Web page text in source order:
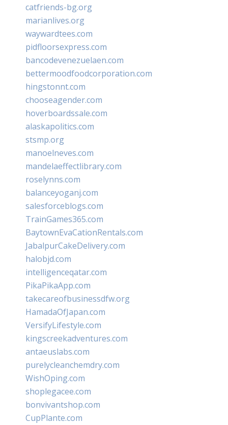
catfriends-bg.org
marianlives.org
waywardtees.com
pidfloorsexpress.com
bancodevenezuelaen.com
bettermoodfoodcorporation.com
hingstonnt.com
chooseagender.com
hoverboardssale.com
alaskapolitics.com
stsmp.org
manoelneves.com
mandelaeffectlibrary.com
roselynns.com
balanceyoganj.com
salesforceblogs.com
TrainGames365.com
BaytownEvaCationRentals.com
JabalpurCakeDelivery.com
halobjd.com
intelligenceqatar.com
PikaPikaApp.com
takecareofbusinessdfw.org
HamadaOfJapan.com
VersifyLifestyle.com
kingscreekadventures.com
antaeuslabs.com
purelycleanchemdry.com
WishOping.com
shoplegacee.com
bonvivantshop.com
CupPlante.com